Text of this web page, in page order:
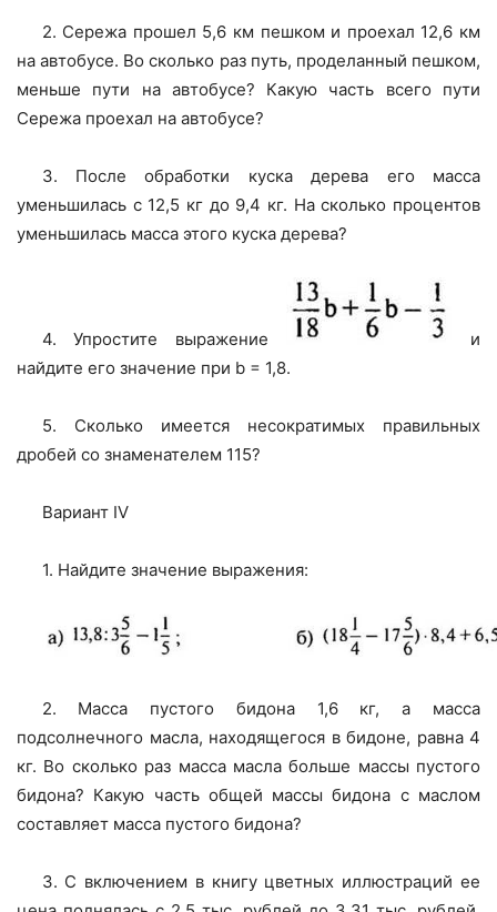
2. Сережа прошел 5,6 км пешком и проехал 12,6 км
на автобусе. Во сколько раз путь, проделанный пешком,
меньше пути на автобусе? Какую часть всего пути
Сережа проехал на автобусе?
3. После обработки куска дерева его масса
уменьшилась с 12,5 кг до 9,4 кг. На сколько процентов
уменьшилась масса этого куска дерева?
4. Упростите выражение
и
найдите его значение при b = 1,8.
5. Сколько имеется несократимых правильных
дробей со знаменателем 115?
Вариант IV
1. Найдите значение выражения:
2. Масса пустого бидона 1,6 кг, а масса
подсолнечного масла, находящегося в бидоне, равна 4
кг. Во сколько раз масса масла больше массы пустого
бидона? Какую часть общей массы бидона с маслом
составляет масса пустого бидона?
3. С включением в книгу цветных иллюстраций ее